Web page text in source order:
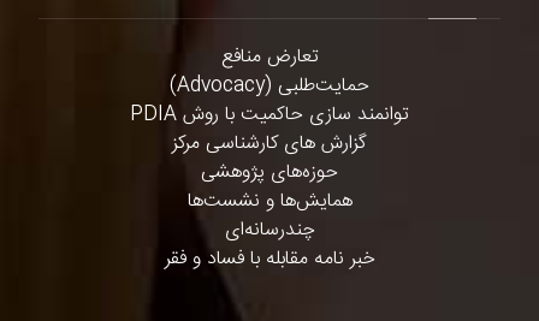
تعارض منافع
حمایت‌طلبی (Advocacy)
توانمند سازی حاکمیت با روش PDIA
گزارش های کارشناسی مرکز
حوزه‌های پژوهشی
همایش‌ها و نشست‌ها
چندرسانه‌ای
خبر نامه مقابله با فساد و فقر